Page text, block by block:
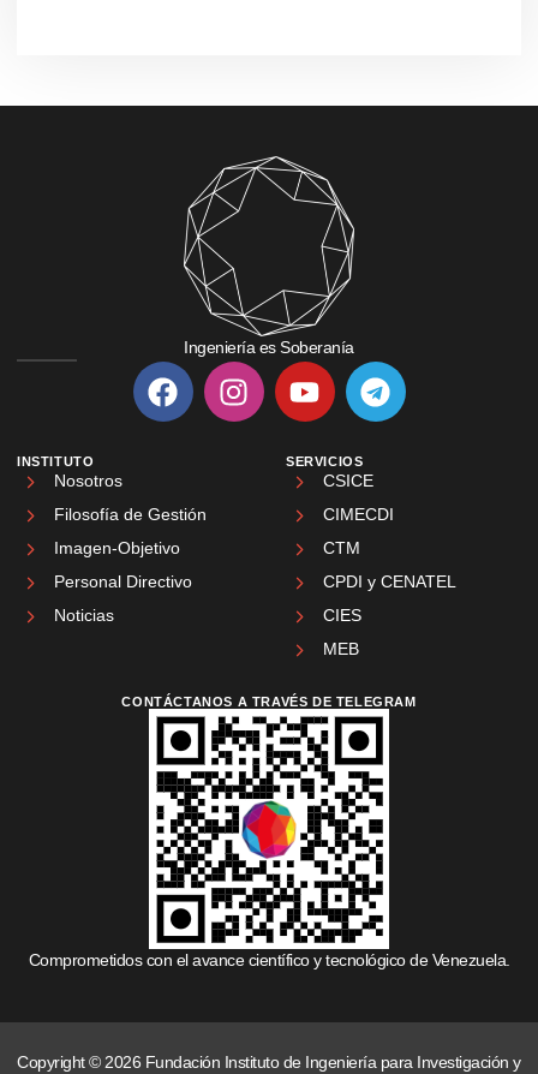
Ingeniería es Soberanía
INSTITUTO
Nosotros
Filosofía de Gestión
Imagen-Objetivo
Personal Directivo
Noticias
SERVICIOS
CSICE
CIMECDI
CTM
CPDI y CENATEL
CIES
MEB
CONTÁCTANOS A TRAVÉS DE TELEGRAM
Comprometidos con el avance científico y tecnológico de Venezuela.
Copyright © 2026 Fundación Instituto de Ingeniería para Investigación y